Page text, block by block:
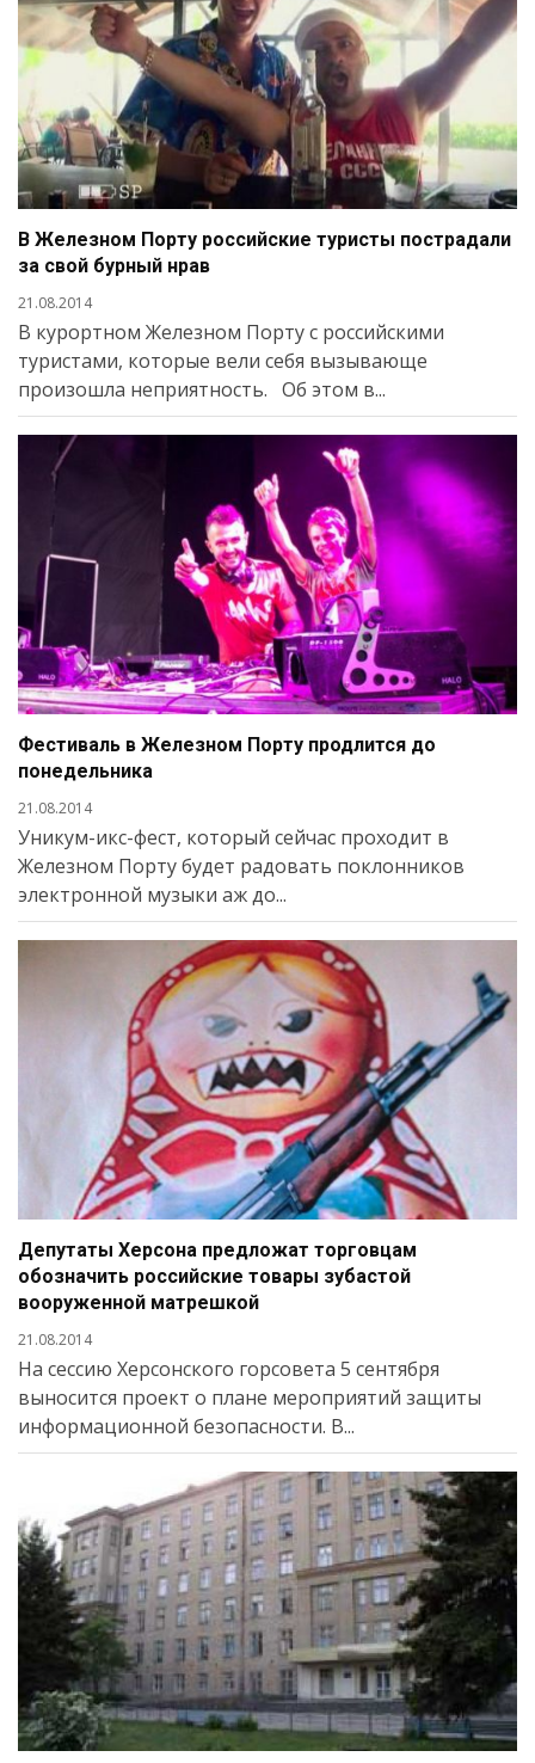
В Железном Порту российские туристы пострадали
за свой бурный нрав
21.08.2014
В курортном Железном Порту с российскими
туристами, которые вели себя вызывающе
произошла неприятность. Об этом в...
Фестиваль в Железном Порту продлится до
понедельника
21.08.2014
Уникум-икс-фест, который сейчас проходит в
Железном Порту будет радовать поклонников
электронной музыки аж до...
Депутаты Херсона предложат торговцам
обозначить российские товары зубастой
вооруженной матрешкой
21.08.2014
На сессию Херсонского горсовета 5 сентября
выносится проект о плане мероприятий защиты
информационной безопасности. В...